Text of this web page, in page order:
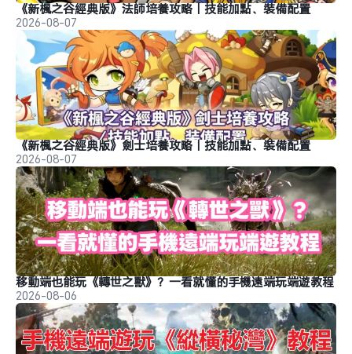
《新楓之谷經典版》法師培養攻略｜技能加點、裝備配置
2026-08-07
《新楓之谷經典版》劍士培養攻略｜技能加點、裝備配置
2026-08-07
移動端也能玩《轉世之獸》？一看就懂的手機遠端玩端遊教程
2026-08-06